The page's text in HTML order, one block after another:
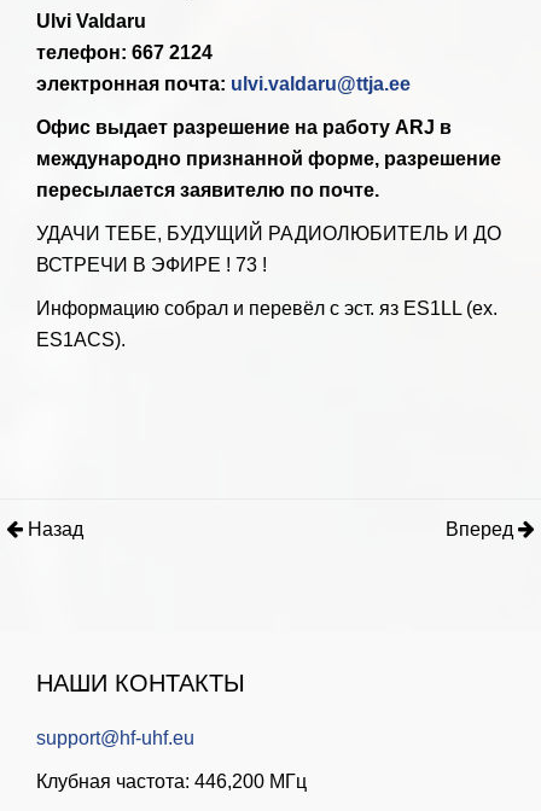
Ulvi Valdaru
телефон: 667 2124
электронная почта: ulvi.valdaru@ttja.ee
Офис выдает разрешение на работу ARJ в
международно признанной форме, разрешение
пересылается заявителю по почте.
УДАЧИ ТЕБЕ, БУДУЩИЙ РАДИОЛЮБИТЕЛЬ И ДО
ВСТРЕЧИ В ЭФИРЕ ! 73 !
Информацию собрал и перевёл с эст. яз ES1LL (ex.
ES1ACS).
Назад Вперед
НАШИ КОНТАКТЫ
support@hf-uhf.eu
Клубная частота: 446,200 МГц